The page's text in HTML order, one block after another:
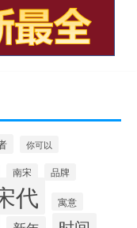
你可以
南宋 品牌
代 寓意